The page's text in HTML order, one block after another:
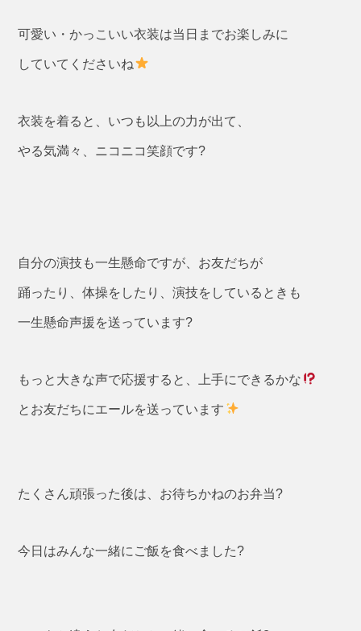
可愛い・かっこいい衣装は当日までお楽しみに
していてくださいね
衣装を着ると、いつも以上の力が出て、
やる気満々、ニコニコ笑顔です?
自分の演技も一生懸命ですが、お友だちが
踊ったり、体操をしたり、演技をしているときも
一生懸命声援を送っています?
もっと大きな声で応援すると、上手にできるかな
とお友だちにエールを送っています
たくさん頑張った後は、お待ちかねのお弁当?
今日はみんな一緒にご飯を食べました?